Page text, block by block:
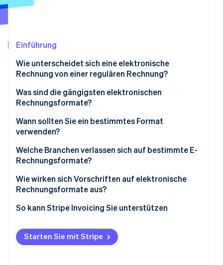
Climate
CO₂-Entnahme
Identity
Online-Identitätsprüfung
Jetzt ansehen
Einführung
Wie unterscheidet sich eine elektronische
Rechnung von einer regulären Rechnung?
Was sind die gängigsten elektronischen
Rechnungsformate?
Extensible Markup Language (XML)
Electronic Data Interchange for Administration,
Commerce and Transport (EDIFACT)
PDF mit eingebetteten Daten
Pan-European Public Procurement Online (PEPPOL)
Proprietäre Formate
Wann sollten Sie ein bestimmtes Format
verwenden?
XML
EDIFAKT
PDFs mit eingebetteten Daten
Proprietäre Formate
Welche Branchen verlassen sich auf bestimmte E-
Rechnungsformate?
Einzelhandel und Konsumgüter
Verarbeitendes Gewerbe
Logistik und Transport
Behörden und öffentliche Verwaltung
Wie wirken sich Vorschriften auf elektronische
Rechnungsformate aus?
Sie legen die Regeln für die Nutzung fest
Sie verknüpfen Rechnungen mit Steuersystemen
Sie vereinfachen den internationalen Handel
So kann Stripe Invoicing Sie unterstützen
Starten Sie mit Stripe